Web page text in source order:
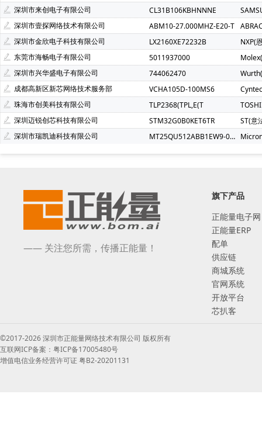
深圳市来创电子有限公司
CL31B106KBHNNNE
深圳市壹探网络技术有限公司
ABM10-27.000MHZ-E20-T
深圳市金欣电子科技有限公司
LX2160XE72232B
NXP(
东莞市海畅电子有限公司
5011937000
深圳市兴华盛电子有限公司
744062470
成都高新区新芯网络技术服务部
VCHA105D-100MS6
珠海市创美科技有限公司
TLP2368(TPL,E(T
深圳迈锐创芯科技有限公司
STM32G0B0KET6TR
ST(意
深圳市瑞凯迪科技有限公司
MT25QU512ABB1EW9-0SIT
—— 关注您所需，传播正能量！
旗下产品
正能量电子网
正能量ERP
配单
供应链
商城系统
官网系统
开放平台
芯扒客
©2017-2026 深圳市正能量网络技术有限公司 版权所有
互联网ICP备案：粤ICP备17005480号
增值电信业务经营许可证 粤B2-20201131